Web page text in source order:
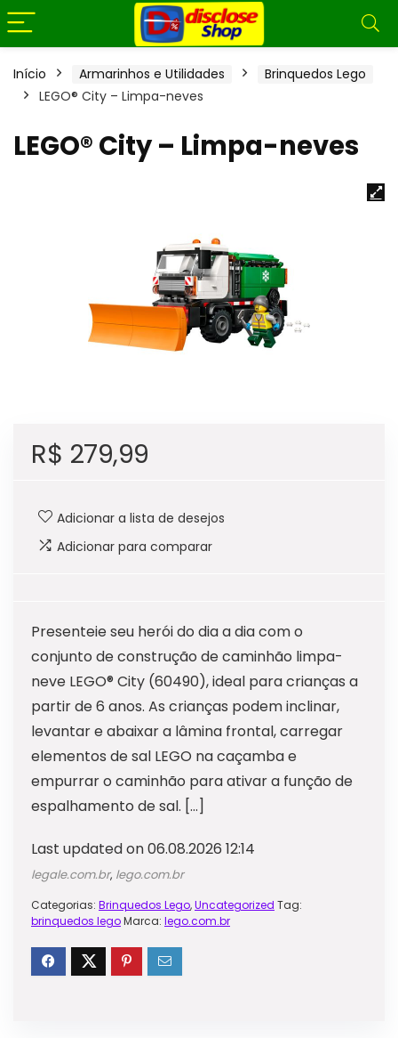
Início Armarinhos e Utilidades
Brinquedos Lego
LEGO® City – Limpa-neves
LEGO® City – Limpa-neves
R$ 279,99
Adicionar a lista de desejos
Adicionar para comparar
Presenteie seu herói do dia a dia com o
conjunto de construção de caminhão limpa-
neve LEGO® City (60490), ideal para crianças a
partir de 6 anos. As crianças podem inclinar,
levantar e abaixar a lâmina frontal, carregar
elementos de sal LEGO na caçamba e
empurrar o caminhão para ativar a função de
espalhamento de sal. […]
Last updated on 06.08.2026 12:14
legale.com.br, lego.com.br
Categorias: Brinquedos Lego,Uncategorized Tag:
brinquedos legoMarca: lego.com.br